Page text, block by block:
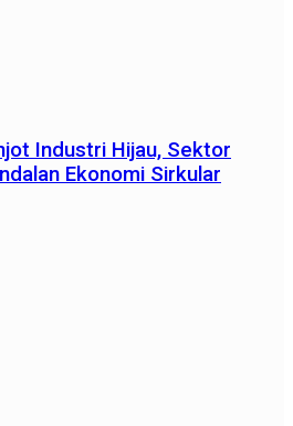
Industri Hijau, Sektor
Ekonomi Sirkular